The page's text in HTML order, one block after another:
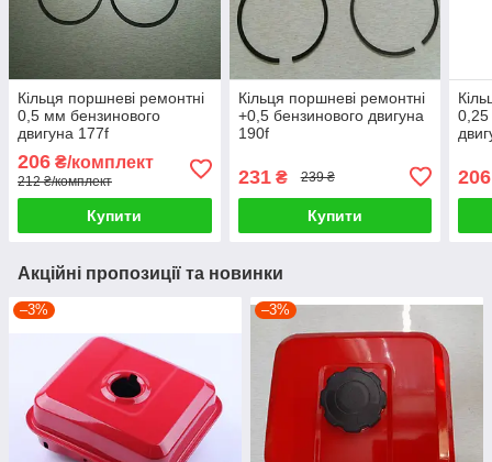
Кільця поршневі ремонтні
0,5 мм бензинового
двигуна 177f
206 ₴/комплект
212 ₴/комплект
Купити
Кільця поршневі ремонтні
+0,5 бензинового двигуна
190f
231₴ 239 ₴
Купити
0,25
206
Акційні пропозиції та новинки
–3% –3%